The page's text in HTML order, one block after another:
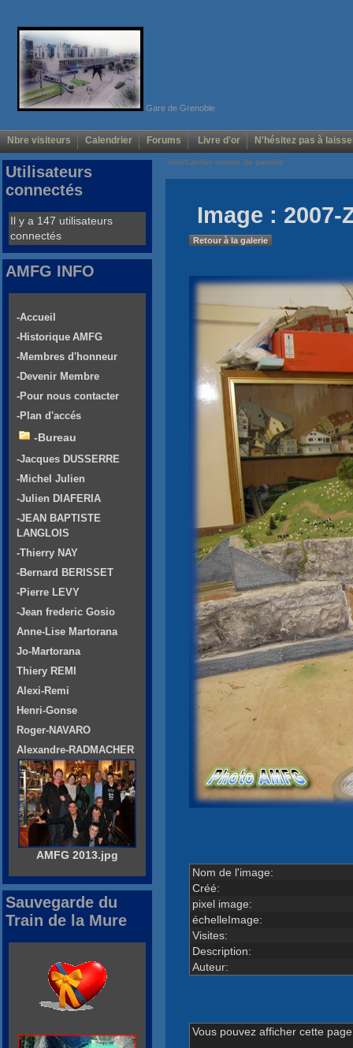
Gare de Grenoble
Nbre visiteurs Calendrier Forums Livre d'or N'hésitez pas à
Voir/Cacher menus de gauche
Image : 2007-
Retour à la galerie
Nom de l'image:
Créé:
pixel image:
échelleImage:
Visites:
Description:
Auteur:
Vous pouvez afficher cette
Utilisateurs
connectés
Il y a 147 utilisateurs
connectés
AMFG INFO
-Accueil
-Historique AMFG
-Membres d'honneur
-Devenir Membre
-Pour nous contacter
-Plan d'accés
-Bureau
-Jacques DUSSERRE
-Michel Julien
-Julien DIAFERIA
-JEAN BAPTISTE
LANGLOIS
-Thierry NAY
-Bernard BERISSET
-Pierre LEVY
-Jean frederic Gosio
Anne-Lise Martorana
Jo-Martorana
Thiery REMI
Alexi-Remi
Henri-Gonse
Roger-NAVARO
Alexandre-RADMACHER
AMFG 2013.jpg
Sauvegarde du
Train de la Mure